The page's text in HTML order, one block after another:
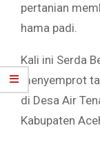
pertanian
hama padi.
Kali ini Serda
menyemprot
di Desa Air
Kabupaten